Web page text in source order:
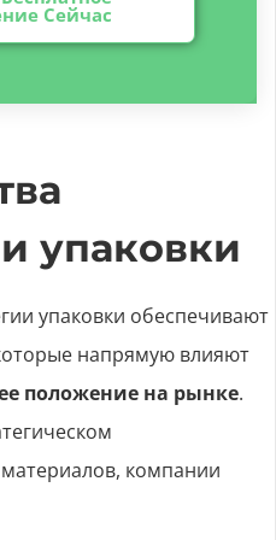
Сейчас
упаковки
упаковки обеспечивают
напрямую влияют
положение на рынке.
компании